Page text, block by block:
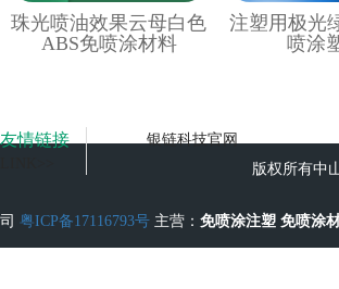
珠光喷油效果云母白色
ABS免喷涂材料
注塑用极光
喷涂
友情链接
银链科技官网
版权所有中
司 粤ICP备17116793号 主营： 免喷涂注塑 免喷涂